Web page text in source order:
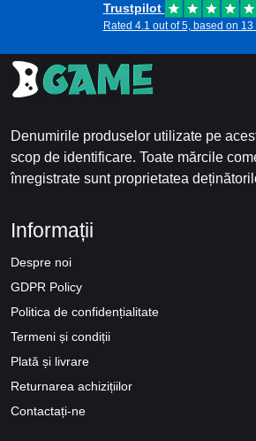
Trustpilot
Rated 4.1 out of 5, based on
Denumirile produselor utilizate pe
scop de identificare. Toate mărcile
înregistrate sunt proprietatea
Informații
Despre noi
GDPR Policy
Politica de confidențialitate
Termeni și condiții
Plată și livrare
Returnarea achizițiilor
Contactați-ne